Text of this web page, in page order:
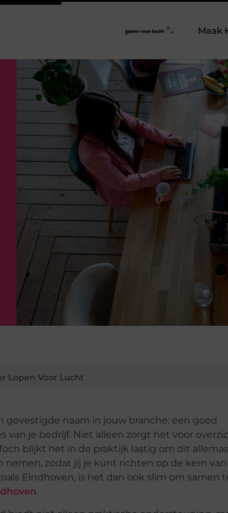
Maak
Lopen Voor Lucht
naam in jouw branche: een goed
van je bedrijf. Niet alleen zorgt het voor
blijkt het in de praktijk lastig om dit
nemen, zodat jij je kunt richten op de kern van
Eindhoven, is het dan ook slim om samen
.